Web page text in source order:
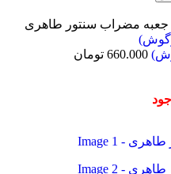
جعبه مضراب سنتور طاهری
660.000 تومان